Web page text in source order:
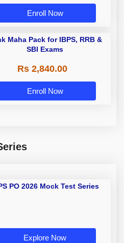
Enroll Now
Maha Pack for IBPS, RRB &
SBI Exams
Rs 2,840.00
Enroll Now
PO 2026 Mock Test Series
Explore Now